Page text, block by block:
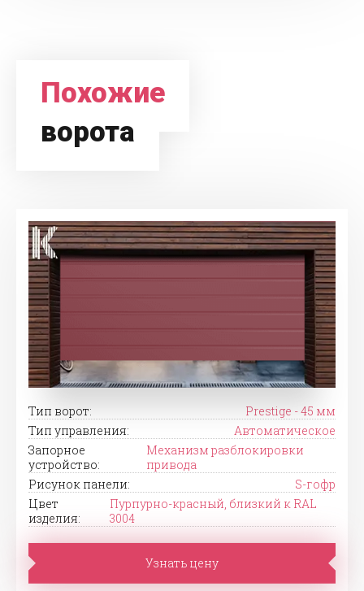
Похожие
ворота
Тип ворот:
Prestige - 45 мм
Тип управления:
Автоматическое
Запорное
устройство:
Механизм разблокировки
привода
Рисунок панели:
S-гофр
Цвет
изделия:
Пурпурно-красный, близкий к RAL
3004
Узнать цену